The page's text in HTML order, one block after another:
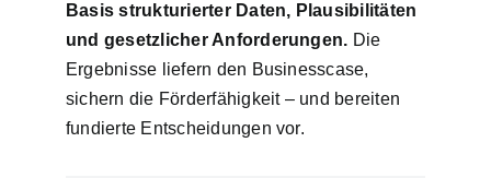
Basis strukturierter Daten, Plausibilitäten
und gesetzlicher Anforderungen. Die
Ergebnisse liefern den Businesscase,
sichern die Förderfähigkeit – und bereiten
fundierte Entscheidungen vor.